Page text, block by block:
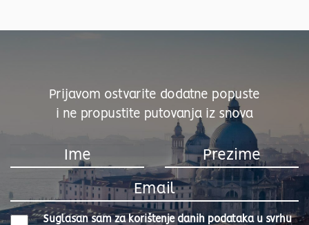
Prijavom ostvarite dodatne popuste
i ne propustite putovanja iz snova
Suglasan sam za korištenje danih podataka u svrhu